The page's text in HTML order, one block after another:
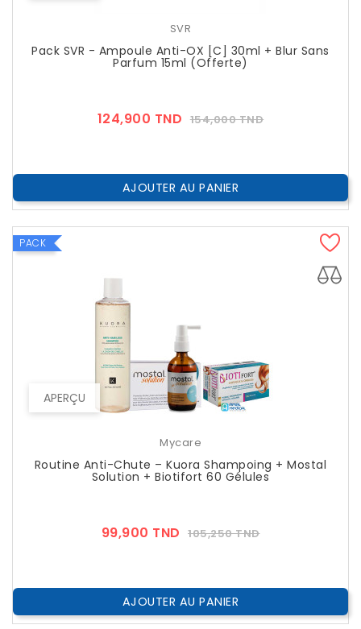
SVR
Pack SVR - Ampoule Anti-OX [C] 30ml + Blur Sans
Parfum 15ml (offerte)
124,900 TND Prix
154,000 TNDPrix
AJOUTER AU PANIER
APERÇU
PACK
Mycare
Routine Anti-Chute – Kuora Shampoing + Mostal
Solution + Biotifort 60 Gélules
99,900 TND Prix
105,250 TNDPrix
AJOUTER AU PANIER